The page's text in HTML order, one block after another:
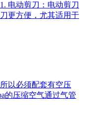
电动剪刀：电动剪刀
更方便，尤其适用于
以必须配套有空压
的压缩空气通过气管